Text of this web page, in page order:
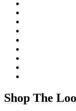
Shop The